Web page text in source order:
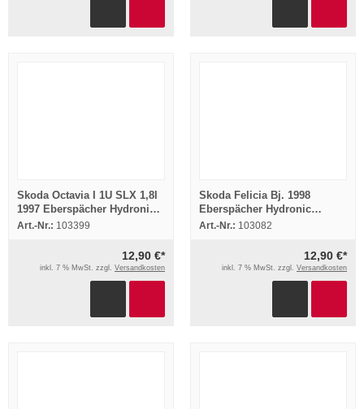
Skoda Octavia I 1U SLX 1,8l
1997 Eberspächer Hydronic
B4WSC Einbau
Art.-Nr.: 103399
12,90 €*
inkl. 7 % MwSt. zzgl. Versandkosten
Skoda Felicia Bj. 1998
Eberspächer Hydronic
B5WSC Einbau Heizgerät
Art.-Nr.: 103082
12,90 €*
inkl. 7 % MwSt. zzgl. Versandkosten